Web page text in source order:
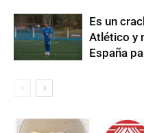
Es un
Atlético y
España